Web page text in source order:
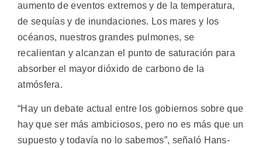
aumento de eventos extremos y de la temperatura,
de sequías y de inundaciones. Los mares y los
océanos, nuestros grandes pulmones, se
recalientan y alcanzan el punto de saturación para
absorber el mayor dióxido de carbono de la
atmósfera.
“Hay un debate actual entre los gobiernos sobre que
hay que ser más ambiciosos, pero no es más que un
supuesto y todavía no lo sabemos”, señaló Hans-